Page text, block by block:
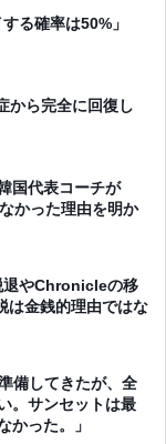
る確率は50%」
から完全に回復し
国代表コーチが
かった理由を明か
退やChronicleの移
は金銭的理由ではな
備してきたが、全
。サンセットは最
かった。」